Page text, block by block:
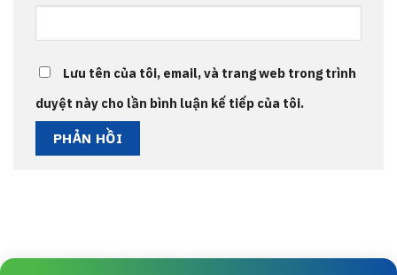
Lưu tên của tôi, email, và trang web trong trình
duyệt này cho lần bình luận kế tiếp của tôi.